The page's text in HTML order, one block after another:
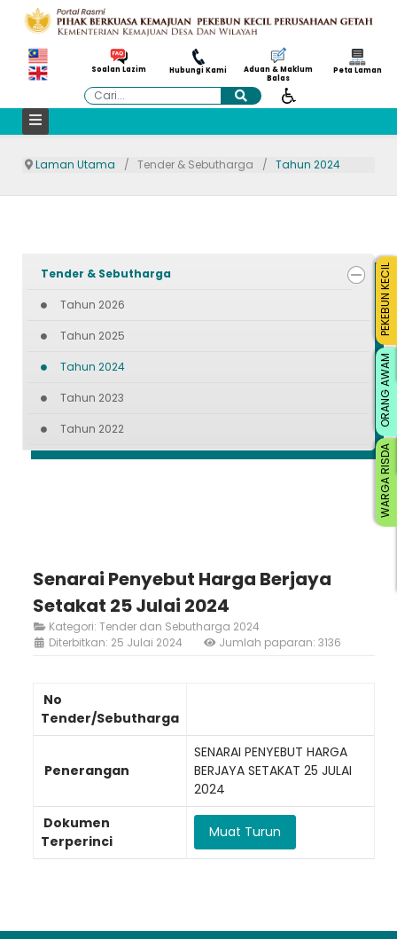
Soalan Lazim Hubungi Kami
Aduan & Maklum
Balas
Peta Laman
Cari
Laman Utama Tender & Sebutharga Tahun 2024
Tender & Sebutharga
Tahun 2026
Tahun 2025
Tahun 2024
Tahun 2023
Tahun 2022
Senarai Penyebut Harga Berjaya
Setakat 25 Julai 2024
Kategori: Tender dan Sebutharga 2024
Diterbitkan: 25 Julai 2024
Jumlah paparan: 3136
No
Tender/Sebutharga
Penerangan
SENARAI PENYEBUT HARGA
BERJAYA SETAKAT 25 JULAI
2024
Dokumen
Terperinci
Muat Turun
Loading AiRIS...
WARGA RISDA
ORANG AWAM
PEKEBUN KECIL